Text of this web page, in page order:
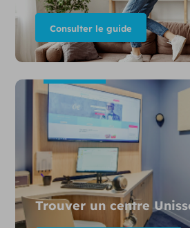
Consulter le guide
Trouver un centre